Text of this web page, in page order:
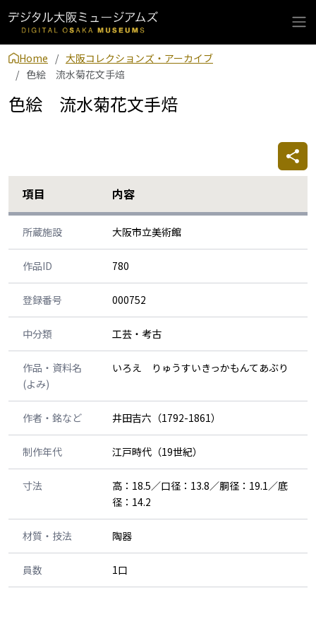
Home
大阪コレクションズ・アーカイブ
色絵 流水菊花文手焙
色絵 流水菊花文手焙
項目 内容
所蔵施設 大阪市立美術館
作品ID 780
登録番号 000752
中分類 工芸・考古
作品・資料名
(よみ)
いろえ りゅうすいきっかもんてあぶり
作者・銘など 井田吉六（1792-1861）
制作年代 江戸時代（19世紀）
寸法
高：18.5／口径：13.8／胴径：19.1／底
径：14.2
材質・技法 陶器
員数 1口